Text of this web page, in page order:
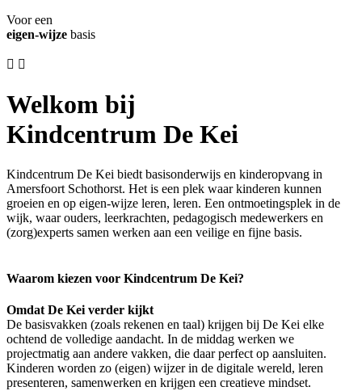
Voor een
eigen-wijze basis
 
Welkom bij
Kindcentrum De Kei
Kindcentrum De Kei biedt basisonderwijs en kinderopvang in
Amersfoort Schothorst. Het is een plek waar kinderen kunnen
groeien en op eigen-wijze leren, leren. Een ontmoetingsplek in de
wijk, waar ouders, leerkrachten, pedagogisch medewerkers en
(zorg)experts samen werken aan een veilige en fijne basis.
Waarom kiezen voor Kindcentrum De Kei?
Omdat De Kei verder kijkt
De basisvakken (zoals rekenen en taal) krijgen bij De Kei elke
ochtend de volledige aandacht. In de middag werken we
projectmatig aan andere vakken, die daar perfect op aansluiten.
Kinderen worden zo (eigen) wijzer in de digitale wereld, leren
presenteren, samenwerken en krijgen een creatieve mindset.